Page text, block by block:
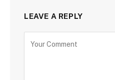
LEAVE A REPLY